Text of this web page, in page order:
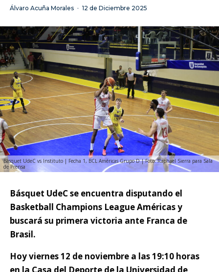
Álvaro Acuña Morales · 12 de Diciembre 2025
Básquet UdeC vs Instituto | Fecha 1, BCL Américas Grupo D | Foto: Raphael Sierra para Sala
de Prensa
Básquet UdeC se encuentra disputando el
Basketball Champions League Américas y
buscará su primera victoria ante Franca de
Brasil.
Hoy viernes 12 de noviembre a las 19:10 horas
en la Casa del Deporte de la Universidad de